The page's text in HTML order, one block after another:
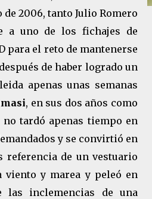
2006, tanto Julio Romero
a uno de los fichajes de
para el reto de mantenerse
de haber logrado un
apenas unas semanas
, en sus dos años como
tardó apenas tiempo en
y se convirtió en
referencia de un vestuario
viento y marea y peleó en
las inclemencias de una